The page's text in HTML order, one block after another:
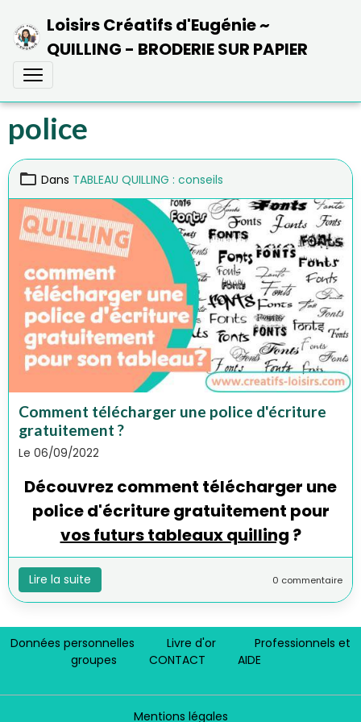
Loisirs Créatifs d'Eugénie ~
QUILLING - BRODERIE SUR PAPIER
police
Dans TABLEAU QUILLING : conseils
Comment télécharger une police d'écriture
gratuitement ?
Le 06/09/2022
Découvrez comment télécharger une
police d'écriture gratuitement pour
vos futurs tableaux quilling ?
Lire la suite 0 commentaire
Données personnelles Livre d'or
Professionnels et
groupes
CONTACT AIDE
Mentions légales